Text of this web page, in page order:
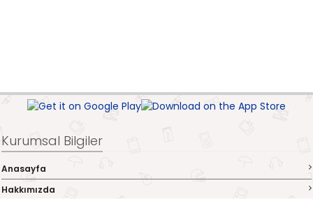
Kurumsal Bilgiler
Anasayfa
Hakkımızda